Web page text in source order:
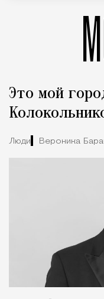
Это мой
Люди Вероника